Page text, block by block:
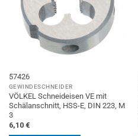
57426
GEWINDESCHNEIDER
VÖLKEL Schneideisen VE mit
Schälanschnitt, HSS-E, DIN 223, M
3
6,10 €